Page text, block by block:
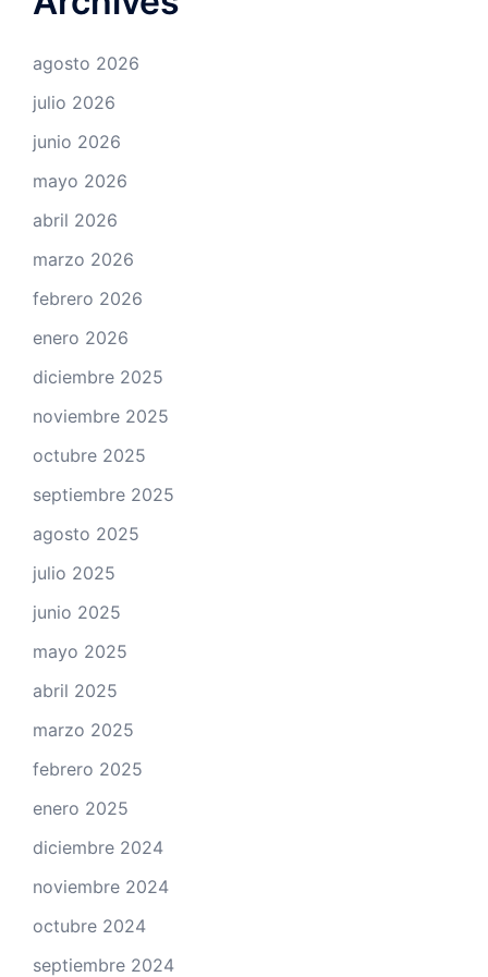
agosto 2026
julio 2026
junio 2026
mayo 2026
abril 2026
marzo 2026
febrero 2026
enero 2026
diciembre 2025
noviembre 2025
octubre 2025
septiembre 2025
agosto 2025
julio 2025
junio 2025
mayo 2025
abril 2025
marzo 2025
febrero 2025
enero 2025
diciembre 2024
noviembre 2024
octubre 2024
septiembre 2024